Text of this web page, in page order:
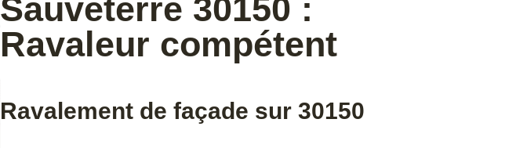
Sauveterre 30150 :
Ravaleur compétent
Ravalement de façade sur 30150